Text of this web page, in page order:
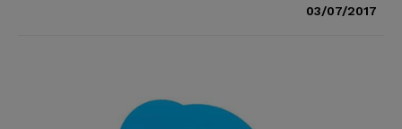
03/07/2017